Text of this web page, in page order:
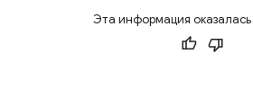
Эта информация оказалась